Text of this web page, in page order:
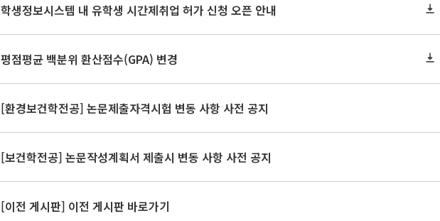
학생정보시스템 내 유학생 시간제취업 허가 신청 오픈 안내
평점평균 백분위 환산점수(GPA) 변경
[환경보건학전공] 논문제출자격시험 변동 사항 사전 공지
[보건학전공] 논문작성계획서 제출시 변동 사항 사전 공지
[이전 게시판] 이전 게시판 바로가기